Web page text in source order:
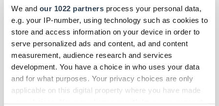
We and our 1022 partners process your personal data,
e.g. your IP-number, using technology such as cookies to
store and access information on your device in order to
serve personalized ads and content, ad and content
measurement, audience research and services
development. You have a choice in who uses your data
and for what purposes. Your privacy choices are only
applicable on this digital property where you have made